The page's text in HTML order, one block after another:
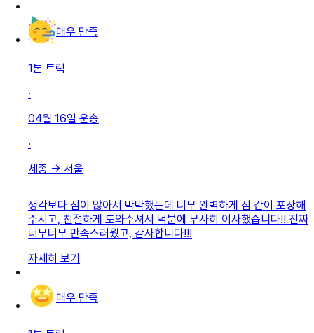
매우 만족
1톤 트럭
·
04월 16일 운송
·
세종 → 서울
생각보다 짐이 많아서 막막했는데 너무 완벽하게 짐 같이 포장해
주시고, 친절하게 도와주셔서 덕분에 무사히 이사했습니다!! 진짜
너무너무 만족스러웠고, 감사합니다!!!
자세히 보기
매우 만족